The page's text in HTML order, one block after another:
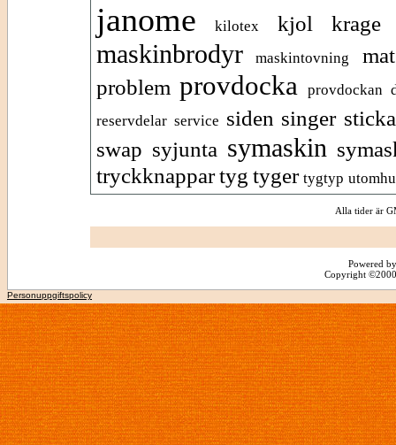
janome kilotex kjol krage
maskinbrodyr maskintovning
problem provdocka provdockan
reservdelar service siden singer sticka
swap syjunta symaskin
tryckknappar tyg tyger tygtyp
Alla tider är
Powered
Copyright
Personuppgiftspolicy